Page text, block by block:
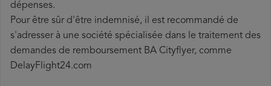
dépenses.
Pour être sûr d'être indemnisé, il est recommandé de
s'adresser à une société spécialisée dans le traitement des
demandes de remboursement BA Cityflyer, comme
DelayFlight24.com